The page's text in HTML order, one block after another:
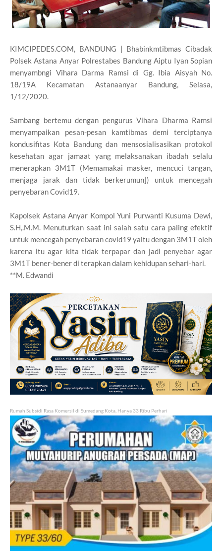
KIMCIPEDES.COM, BANDUNG | Bhabinkmtibmas Cibadak
Polsek Astana Anyar Polrestabes Bandung Aiptu Iyan Sopian
menyambngi Vihara Darma Ramsi di Gg. Ibia Aisyah No.
18/19A Kecamatan Astanaanyar Bandung, Selasa,
1/12/2020.
Sambang bertemu dengan pengurus Vihara Dharma Ramsi
menyampaikan pesan-pesan kamtibmas demi terciptanya
kondusifitas Kota Bandung dan mensosialisasikan protokol
kesehatan agar jamaat yang melaksanakan ibadah selalu
menerapkan 3M1T (Memamakai masker, mencuci tangan,
menjaga jarak dan tidak berkerumun]) untuk mencegah
penyebaran Covid19.
Kapolsek Astana Anyar Kompol Yuni Purwanti Kusuma Dewi,
S.H,.M.M. Menuturkan saat ini salah satu cara paling efektif
untuk mencegah penyebaran covid19 yaitu dengan 3M1T oleh
karena itu agar kita tidak terpapar dan jadi penyebar agar
3M1T bener-bener di terapkan dalam kehidupan sehari-hari.
**M. Edwandi
Rumah Subsidi Rasa Komersil di Sumedang Kota, Hanya 33 Ribu Perhari